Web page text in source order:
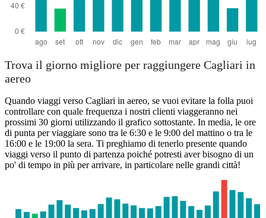
Trova il giorno migliore per raggiungere Cagliari in
aereo
Quando viaggi verso Cagliari in aereo, se vuoi evitare la folla puoi
controllare con quale frequenza i nostri clienti viaggeranno nei
prossimi 30 giorni utilizzando il grafico sottostante. In media, le ore
di punta per viaggiare sono tra le 6:30 e le 9:00 del mattino o tra le
16:00 e le 19:00 la sera. Ti preghiamo di tenerlo presente quando
viaggi verso il punto di partenza poiché potresti aver bisogno di un
po' di tempo in più per arrivare, in particolare nelle grandi città!